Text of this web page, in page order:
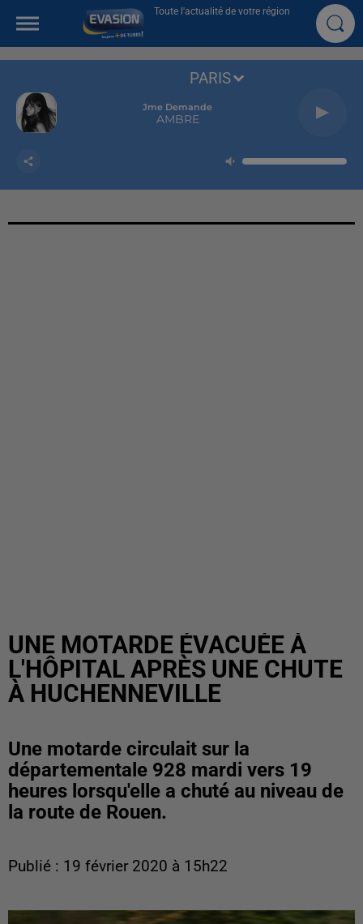
Toute l'actualité de votre région
Jme Demande
AMBRE
PARIS
UNE MOTARDE ÉVACUÉE À
L'HÔPITAL APRÈS UNE CHUTE
À HUCHENNEVILLE
Une motarde circulait sur la
départementale 928 mardi vers 19
heures lorsqu'elle a chuté au niveau de
la route de Rouen.
Publié : 19 février 2020 à 15h22